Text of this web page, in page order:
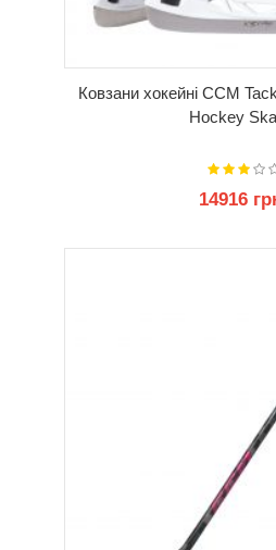
Ковзани хокейні CCM
Hockey
14916